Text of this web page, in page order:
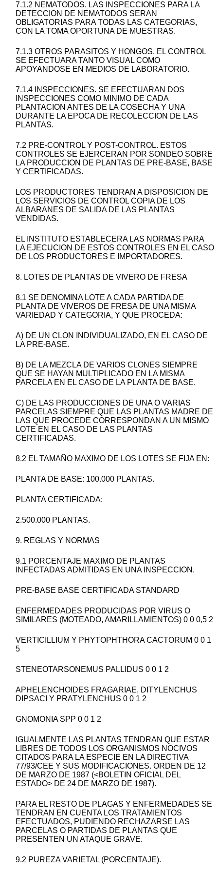
7.1.2 NEMATODOS. LAS INSPECCIONES PARA LA
DETECCION DE NEMATODOS SERAN
OBLIGATORIAS PARA TODAS LAS CATEGORIAS,
CON LA TOMA OPORTUNA DE MUESTRAS.
7.1.3 OTROS PARASITOS Y HONGOS. EL CONTROL
SE EFECTUARA TANTO VISUAL COMO
APOYANDOSE EN MEDIOS DE LABORATORIO.
7.1.4 INSPECCIONES. SE EFECTUARAN DOS
INSPECCIONES COMO MINIMO DE CADA
PLANTACION ANTES DE LA COSECHA Y UNA
DURANTE LA EPOCA DE RECOLECCION DE LAS
PLANTAS.
7.2 PRE-CONTROL Y POST-CONTROL. ESTOS
CONTROLES SE EJERCERAN POR SONDEO SOBRE
LA PRODUCCION DE PLANTAS DE PRE-BASE, BASE
Y CERTIFICADAS.
LOS PRODUCTORES TENDRAN A DISPOSICION DE
LOS SERVICIOS DE CONTROL COPIA DE LOS
ALBARANES DE SALIDA DE LAS PLANTAS
VENDIDAS.
EL INSTITUTO ESTABLECERA LAS NORMAS PARA
LA EJECUCION DE ESTOS CONTROLES EN EL CASO
DE LOS PRODUCTORES E IMPORTADORES.
8. LOTES DE PLANTAS DE VIVERO DE FRESA
8.1 SE DENOMINA LOTE A CADA PARTIDA DE
PLANTA DE VIVEROS DE FRESA DE UNA MISMA
VARIEDAD Y CATEGORIA, Y QUE PROCEDA:
A) DE UN CLON INDIVIDUALIZADO, EN EL CASO DE
LA PRE-BASE.
B) DE LA MEZCLA DE VARIOS CLONES SIEMPRE
QUE SE HAYAN MULTIPLICADO EN LA MISMA
PARCELA EN EL CASO DE LA PLANTA DE BASE.
C) DE LAS PRODUCCIONES DE UNA O VARIAS
PARCELAS SIEMPRE QUE LAS PLANTAS MADRE DE
LAS QUE PROCEDE CORRESPONDAN A UN MISMO
LOTE EN EL CASO DE LAS PLANTAS
CERTIFICADAS.
8.2 EL TAMAÑO MAXIMO DE LOS LOTES SE FIJA EN:
PLANTA DE BASE: 100.000 PLANTAS.
PLANTA CERTIFICADA:
2.500.000 PLANTAS.
9. REGLAS Y NORMAS
9.1 PORCENTAJE MAXIMO DE PLANTAS
INFECTADAS ADMITIDAS EN UNA INSPECCION.
PRE-BASE BASE CERTIFICADA STANDARD
ENFERMEDADES PRODUCIDAS POR VIRUS O
SIMILARES (MOTEADO, AMARILLAMIENTOS) 0 0 0,5 2
VERTICILLIUM Y PHYTOPHTHORA CACTORUM 0 0 1
5
STENEOTARSONEMUS PALLIDUS 0 0 1 2
APHELENCHOIDES FRAGARIAE, DITYLENCHUS
DIPSACI Y PRATYLENCHUS 0 0 1 2
GNOMONIA SPP 0 0 1 2
IGUALMENTE LAS PLANTAS TENDRAN QUE ESTAR
LIBRES DE TODOS LOS ORGANISMOS NOCIVOS
CITADOS PARA LA ESPECIE EN LA DIRECTIVA
77/93/CEE Y SUS MODIFICACIONES. ORDEN DE 12
DE MARZO DE 1987 (<BOLETIN OFICIAL DEL
ESTADO> DE 24 DE MARZO DE 1987).
PARA EL RESTO DE PLAGAS Y ENFERMEDADES SE
TENDRAN EN CUENTA LOS TRATAMIENTOS
EFECTUADOS, PUDIENDO RECHAZARSE LAS
PARCELAS O PARTIDAS DE PLANTAS QUE
PRESENTEN UN ATAQUE GRAVE.
9.2 PUREZA VARIETAL (PORCENTAJE).